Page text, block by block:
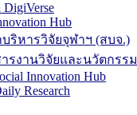
DigiVerse
Hub
ริหารวิจัยจุฬาฯ (สบจ.)
รงานวิจัยและนวัตกรรม
Innovation Hub
Research